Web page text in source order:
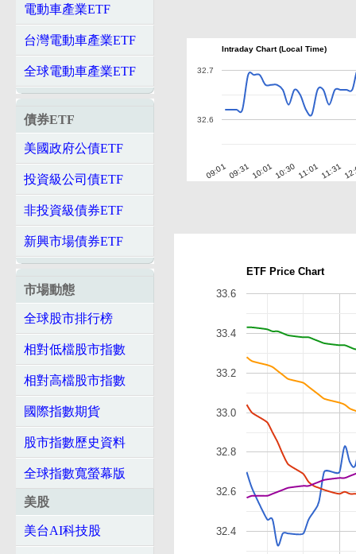
電動車產業ETF
台灣電動車產業ETF
全球電動車產業ETF
債券ETF
美國政府公債ETF
投資級公司債ETF
非投資級債券ETF
新興市場債券ETF
市場動態
全球股市排行榜
相對低檔股市指數
相對高檔股市指數
國際指數期貨
股市指數歷史資料
全球指數寬螢幕版
美股
美台AI科技股
Intraday Chart (Local Time)
09:0109:3110:0110:30 11:0111:31
32.6
32.7
ETF Price Chart
32.4
32.6
32.8
33.0
33.2
33.4
33.6